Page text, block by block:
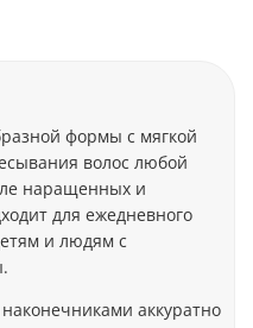
формы с мягкой
волос любой
наращенных и
для ежедневного
и людям с
аккуратно